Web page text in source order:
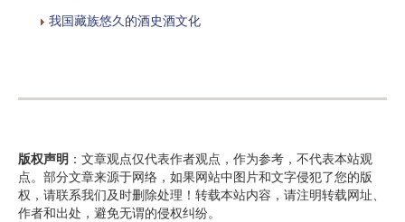
我国藏族悠久的酒史酒文化
版权声明 ：文章观点仅代表作者观点，作为参考，不代表本站观
点。部分文章来源于网络，如果网站中图片和文字侵犯了您的版
权，请联系我们及时删除处理！转载本站内容，请注明转载网址、
作者和出处，避免无谓的侵权纠纷。